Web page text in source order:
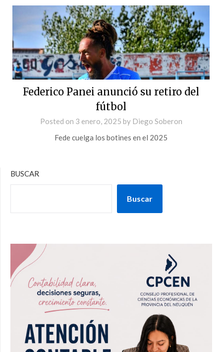
Federico Panei anunció su retiro del
fútbol
Posted on 3 enero, 2025 by Diego Soberon
Fede cuelga los botines en el 2025
BUSCAR
Buscar